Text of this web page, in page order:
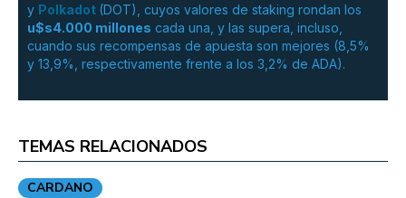
y Polkadot (DOT), cuyos valores de staking rondan los
u$s4.000 millones cada una, y las supera, incluso,
cuando sus recompensas de apuesta son mejores (8,5%
y 13,9%, respectivamente frente a los 3,2% de ADA).
TEMAS RELACIONADOS
CARDANO